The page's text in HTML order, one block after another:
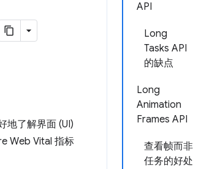
API
Long
Tasks API
的缺点
Long
Animation
Frames API
查看帧而非
任务的好处
地了解界面 (UI)
Web Vital 指标